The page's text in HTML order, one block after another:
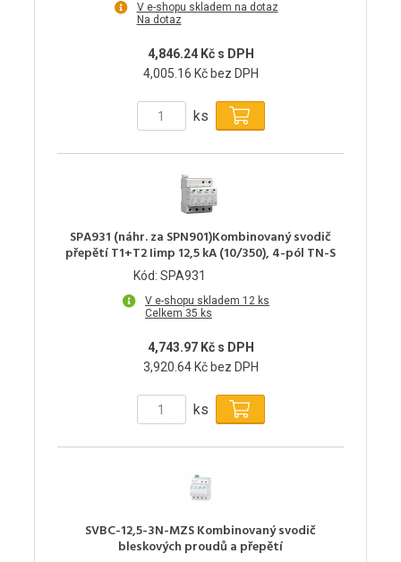
V e-shopu skladem na dotaz
Na dotaz
4,846.24 Kč s DPH
4,005.16 Kč bez DPH
ks
SPA931 (náhr. za SPN901)Kombinovaný svodič
přepětí T1+T2 Iimp 12,5 kA (10/350), 4-pól TN-S
Kód: SPA931
V e-shopu skladem 12 ks
Celkem 35 ks
4,743.97 Kč s DPH
3,920.64 Kč bez DPH
ks
SVBC-12,5-3N-MZS Kombinovaný svodič
bleskových proudů a přepětí